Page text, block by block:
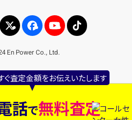
ぐ査定金額をお伝えいたします
話で無料査定
En Power Co., Ltd.